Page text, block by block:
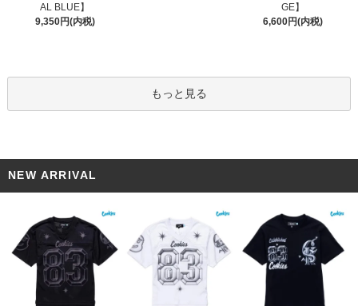
AL BLUE】
9,350円(内税)
GE】
6,600円(内税)
もっと見る
NEW ARRIVAL